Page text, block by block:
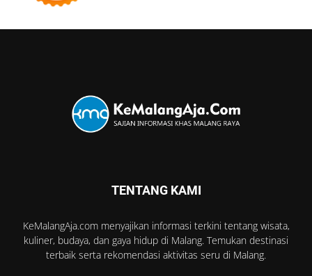
TENTANG KAMI
KeMalangAja.com menyajikan informasi terkini tentang wisata,
kuliner, budaya, dan gaya hidup di Malang. Temukan destinasi
terbaik serta rekomendasi aktivitas seru di Malang.